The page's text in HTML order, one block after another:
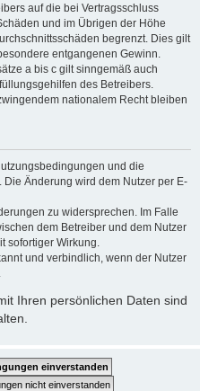
auf die bei Vertragsschluss
und im Übrigen der Höhe
begrenzt. Dies gilt
entgangenen Gewinn.
a bis c gilt sinngemäß auch
des Betreibers.
nationalem Recht bleiben
und die
Änderung wird dem Nutzer per E-
zu widersprechen. Im Falle
dem Betreiber und dem Nutzer
sofortiger Wirkung.
und verbindlich, wenn der Nutzer
Ihren persönlichen Daten sind